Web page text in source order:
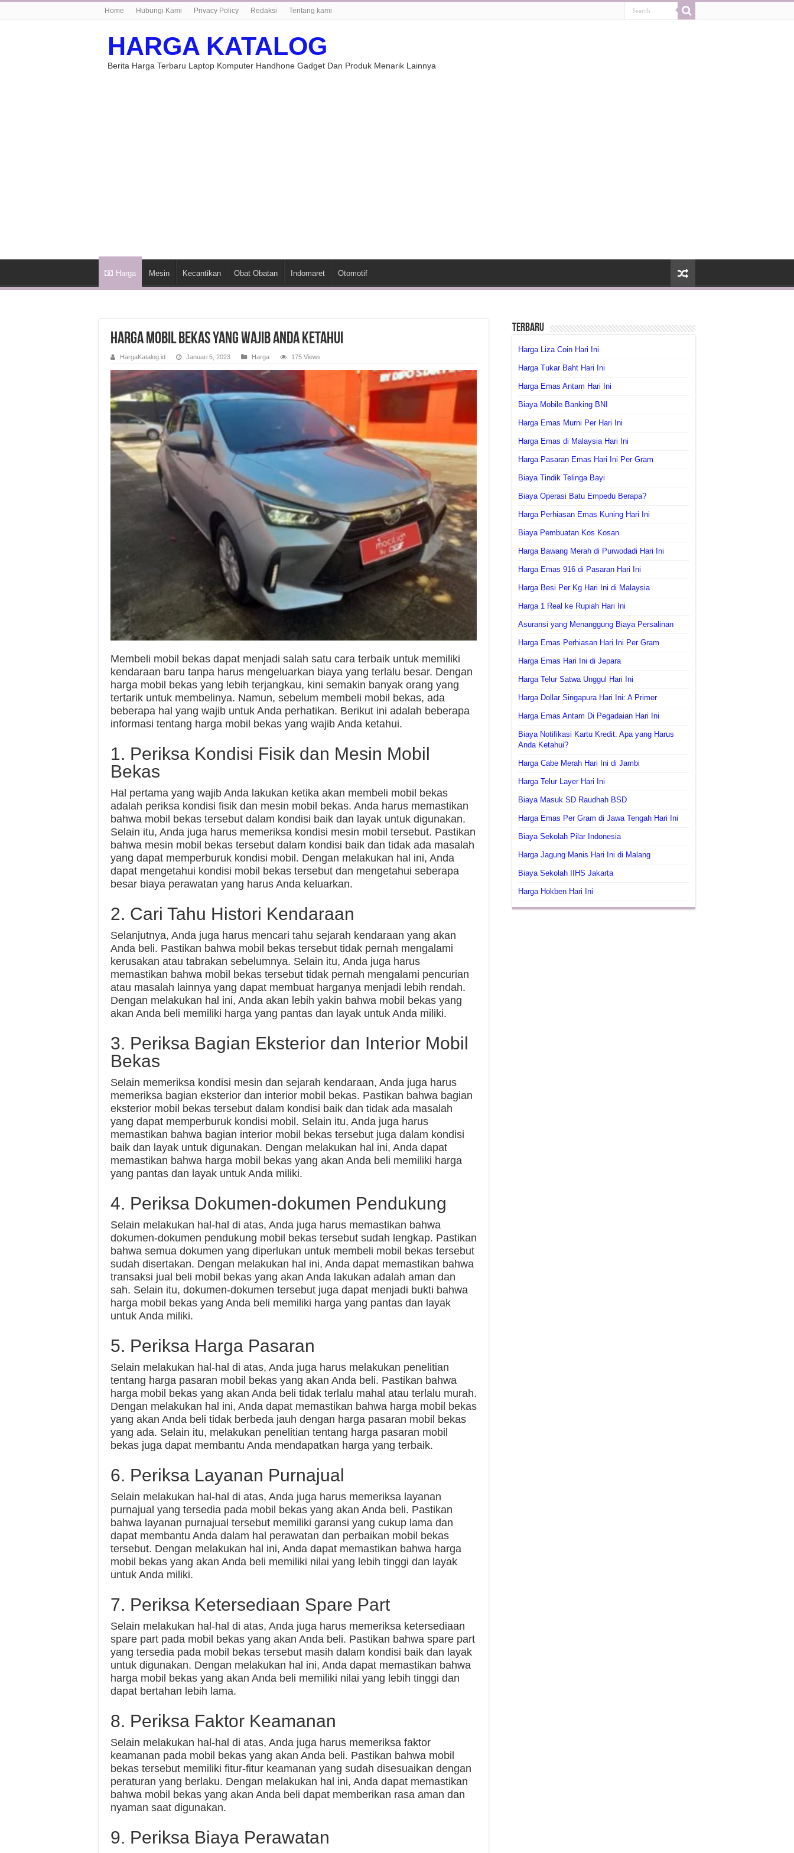
Home Hubungi Kami Privacy Policy Redaksi Tentang kami
HARGA KATALOG
Berita Harga Terbaru Laptop Komputer Handhone Gadget Dan Produk Menarik Lainnya
Harga Mesin Kecantikan Obat Obatan Indomaret Otomotif
Harga Mobil Bekas yang Wajib Anda Ketahui
HargaKatalog.id Januari 5, 2023 Harga 175 Views
Membeli mobil bekas dapat menjadi salah satu cara terbaik untuk memiliki
kendaraan baru tanpa harus mengeluarkan biaya yang terlalu besar. Dengan
harga mobil bekas yang lebih terjangkau, kini semakin banyak orang yang
tertarik untuk membelinya. Namun, sebelum membeli mobil bekas, ada
beberapa hal yang wajib untuk Anda perhatikan. Berikut ini adalah beberapa
informasi tentang harga mobil bekas yang wajib Anda ketahui.
1. Periksa Kondisi Fisik dan Mesin Mobil
Bekas
Hal pertama yang wajib Anda lakukan ketika akan membeli mobil bekas
adalah periksa kondisi fisik dan mesin mobil bekas. Anda harus memastikan
bahwa mobil bekas tersebut dalam kondisi baik dan layak untuk digunakan.
Selain itu, Anda juga harus memeriksa kondisi mesin mobil tersebut. Pastikan
bahwa mesin mobil bekas tersebut dalam kondisi baik dan tidak ada masalah
yang dapat memperburuk kondisi mobil. Dengan melakukan hal ini, Anda
dapat mengetahui kondisi mobil bekas tersebut dan mengetahui seberapa
besar biaya perawatan yang harus Anda keluarkan.
2. Cari Tahu Histori Kendaraan
Selanjutnya, Anda juga harus mencari tahu sejarah kendaraan yang akan
Anda beli. Pastikan bahwa mobil bekas tersebut tidak pernah mengalami
kerusakan atau tabrakan sebelumnya. Selain itu, Anda juga harus
memastikan bahwa mobil bekas tersebut tidak pernah mengalami pencurian
atau masalah lainnya yang dapat membuat harganya menjadi lebih rendah.
Dengan melakukan hal ini, Anda akan lebih yakin bahwa mobil bekas yang
akan Anda beli memiliki harga yang pantas dan layak untuk Anda miliki.
3. Periksa Bagian Eksterior dan Interior Mobil
Bekas
Selain memeriksa kondisi mesin dan sejarah kendaraan, Anda juga harus
memeriksa bagian eksterior dan interior mobil bekas. Pastikan bahwa bagian
eksterior mobil bekas tersebut dalam kondisi baik dan tidak ada masalah
yang dapat memperburuk kondisi mobil. Selain itu, Anda juga harus
memastikan bahwa bagian interior mobil bekas tersebut juga dalam kondisi
baik dan layak untuk digunakan. Dengan melakukan hal ini, Anda dapat
memastikan bahwa harga mobil bekas yang akan Anda beli memiliki harga
yang pantas dan layak untuk Anda miliki.
4. Periksa Dokumen-dokumen Pendukung
Selain melakukan hal-hal di atas, Anda juga harus memastikan bahwa
dokumen-dokumen pendukung mobil bekas tersebut sudah lengkap. Pastikan
bahwa semua dokumen yang diperlukan untuk membeli mobil bekas tersebut
sudah disertakan. Dengan melakukan hal ini, Anda dapat memastikan bahwa
transaksi jual beli mobil bekas yang akan Anda lakukan adalah aman dan
sah. Selain itu, dokumen-dokumen tersebut juga dapat menjadi bukti bahwa
harga mobil bekas yang Anda beli memiliki harga yang pantas dan layak
untuk Anda miliki.
5. Periksa Harga Pasaran
Selain melakukan hal-hal di atas, Anda juga harus melakukan penelitian
tentang harga pasaran mobil bekas yang akan Anda beli. Pastikan bahwa
harga mobil bekas yang akan Anda beli tidak terlalu mahal atau terlalu murah.
Dengan melakukan hal ini, Anda dapat memastikan bahwa harga mobil bekas
yang akan Anda beli tidak berbeda jauh dengan harga pasaran mobil bekas
yang ada. Selain itu, melakukan penelitian tentang harga pasaran mobil
bekas juga dapat membantu Anda mendapatkan harga yang terbaik.
6. Periksa Layanan Purnajual
Selain melakukan hal-hal di atas, Anda juga harus memeriksa layanan
purnajual yang tersedia pada mobil bekas yang akan Anda beli. Pastikan
bahwa layanan purnajual tersebut memiliki garansi yang cukup lama dan
dapat membantu Anda dalam hal perawatan dan perbaikan mobil bekas
tersebut. Dengan melakukan hal ini, Anda dapat memastikan bahwa harga
mobil bekas yang akan Anda beli memiliki nilai yang lebih tinggi dan layak
untuk Anda miliki.
7. Periksa Ketersediaan Spare Part
Selain melakukan hal-hal di atas, Anda juga harus memeriksa ketersediaan
spare part pada mobil bekas yang akan Anda beli. Pastikan bahwa spare part
yang tersedia pada mobil bekas tersebut masih dalam kondisi baik dan layak
untuk digunakan. Dengan melakukan hal ini, Anda dapat memastikan bahwa
harga mobil bekas yang akan Anda beli memiliki nilai yang lebih tinggi dan
dapat bertahan lebih lama.
8. Periksa Faktor Keamanan
Selain melakukan hal-hal di atas, Anda juga harus memeriksa faktor
keamanan pada mobil bekas yang akan Anda beli. Pastikan bahwa mobil
bekas tersebut memiliki fitur-fitur keamanan yang sudah disesuaikan dengan
peraturan yang berlaku. Dengan melakukan hal ini, Anda dapat memastikan
bahwa mobil bekas yang akan Anda beli dapat memberikan rasa aman dan
nyaman saat digunakan.
9. Periksa Biaya Perawatan
Terbaru
Harga Liza Coin Hari Ini
Harga Tukar Baht Hari Ini
Harga Emas Antam Hari Ini
Biaya Mobile Banking BNI
Harga Emas Murni Per Hari Ini
Harga Emas di Malaysia Hari Ini
Harga Pasaran Emas Hari Ini Per Gram
Biaya Tindik Telinga Bayi
Biaya Operasi Batu Empedu Berapa?
Harga Perhiasan Emas Kuning Hari Ini
Biaya Pembuatan Kos Kosan
Harga Bawang Merah di Purwodadi Hari Ini
Harga Emas 916 di Pasaran Hari Ini
Harga Besi Per Kg Hari Ini di Malaysia
Harga 1 Real ke Rupiah Hari Ini
Asuransi yang Menanggung Biaya Persalinan
Harga Emas Perhiasan Hari Ini Per Gram
Harga Emas Hari Ini di Jepara
Harga Telur Satwa Unggul Hari Ini
Harga Dollar Singapura Hari Ini: A Primer
Harga Emas Antam Di Pegadaian Hari Ini
Biaya Notifikasi Kartu Kredit: Apa yang Harus
Anda Ketahui?
Harga Cabe Merah Hari Ini di Jambi
Harga Telur Layer Hari Ini
Biaya Masuk SD Raudhah BSD
Harga Emas Per Gram di Jawa Tengah Hari Ini
Biaya Sekolah Pilar Indonesia
Harga Jagung Manis Hari Ini di Malang
Biaya Sekolah IIHS Jakarta
Harga Hokben Hari Ini